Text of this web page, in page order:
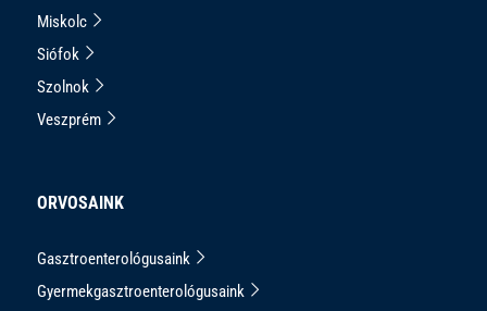
Miskolc
Siófok
Szolnok
Veszprém
ORVOSAINK
Gasztroenterológusaink
Gyermekgasztroenterológusaink